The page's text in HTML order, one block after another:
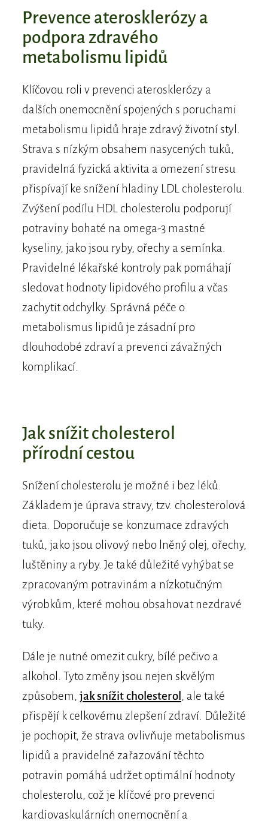
​Prevence aterosklerózy a
podpora zdravého
metabolismu lipidů
Klíčovou roli v prevenci aterosklerózy a
dalších onemocnění spojených s poruchami
metabolismu lipidů hraje zdravý životní styl.
Strava s nízkým obsahem nasycených tuků,
pravidelná fyzická aktivita a omezení stresu
přispívají ke snížení hladiny LDL cholesterolu.
Zvýšení podílu HDL cholesterolu podporují
potraviny bohaté na omega-3 mastné
kyseliny, jako jsou ryby, ořechy a semínka.
Pravidelné lékařské kontroly pak pomáhají
sledovat hodnoty lipidového profilu a včas
zachytit odchylky. Správná péče o
metabolismus lipidů je zásadní pro
dlouhodobé zdraví a prevenci závažných
komplikací.
Jak snížit cholesterol
přírodní cestou
Snížení cholesterolu je možné i bez léků.
Základem je úprava stravy, tzv. cholesterolová
dieta. Doporučuje se konzumace zdravých
tuků, jako jsou olivový nebo lněný olej, ořechy,
luštěniny a ryby. Je také důležité vyhýbat se
zpracovaným potravinám a nízkotučným
výrobkům, které mohou obsahovat nezdravé
tuky.
Dále je nutné omezit cukry, bílé pečivo a
alkohol. Tyto změny jsou nejen skvělým
způsobem, jak snížit cholesterol, ale také
přispějí k celkovému zlepšení zdraví. Důležité
je pochopit, že strava ovlivňuje metabolismus
lipidů a pravidelné zařazování těchto
potravin pomáhá udržet optimální hodnoty
cholesterolu, což je klíčové pro prevenci
kardiovaskulárních onemocnění a